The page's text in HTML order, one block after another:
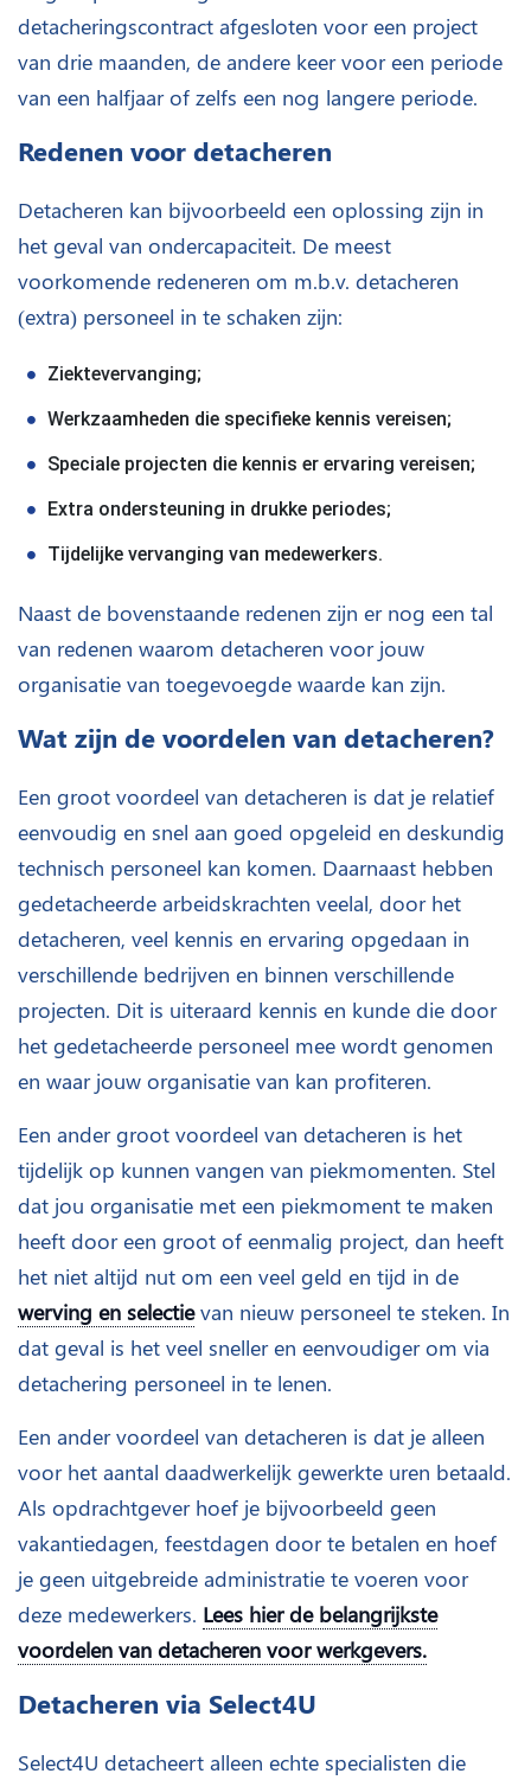
detacheringscontract afgesloten voor een project
van drie maanden, de andere keer voor een periode
van een halfjaar of zelfs een nog langere periode.
Redenen voor detacheren
Detacheren kan bijvoorbeeld een oplossing zijn in
het geval van ondercapaciteit. De meest
voorkomende redeneren om m.b.v. detacheren
(extra) personeel in te schaken zijn:
Ziektevervanging;
Werkzaamheden die specifieke kennis vereisen;
Speciale projecten die kennis er ervaring vereisen;
Extra ondersteuning in drukke periodes;
Tijdelijke vervanging van medewerkers.
Naast de bovenstaande redenen zijn er nog een tal
van redenen waarom detacheren voor jouw
organisatie van toegevoegde waarde kan zijn.
Wat zijn de voordelen van detacheren?
Een groot voordeel van detacheren is dat je relatief
eenvoudig en snel aan goed opgeleid en deskundig
technisch personeel kan komen. Daarnaast hebben
gedetacheerde arbeidskrachten veelal, door het
detacheren, veel kennis en ervaring opgedaan in
verschillende bedrijven en binnen verschillende
projecten. Dit is uiteraard kennis en kunde die door
het gedetacheerde personeel mee wordt genomen
en waar jouw organisatie van kan profiteren.
Een ander groot voordeel van detacheren is het
tijdelijk op kunnen vangen van piekmomenten. Stel
dat jou organisatie met een piekmoment te maken
heeft door een groot of eenmalig project, dan heeft
het niet altijd nut om een veel geld en tijd in de
werving en selectievan nieuw personeel te steken. In
dat geval is het veel sneller en eenvoudiger om via
detachering personeel in te lenen.
Een ander voordeel van detacheren is dat je alleen
voor het aantal daadwerkelijk gewerkte uren betaald.
Als opdrachtgever hoef je bijvoorbeeld geen
vakantiedagen, feestdagen door te betalen en hoef
je geen uitgebreide administratie te voeren voor
deze medewerkers. Lees hier de belangrijkste
voordelen van detacheren voor werkgevers.
Detacheren via Select4U
Select4U detacheert alleen echte specialisten die